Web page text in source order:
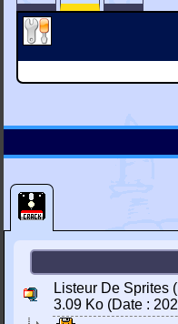
Listeur De Sprites
3.09 Ko (Date :